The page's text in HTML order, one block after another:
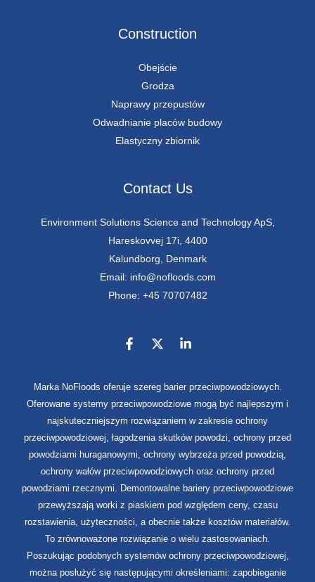
Construction
Obejście
Grodza
Naprawy przepustów
Odwadnianie placów budowy
Elastyczny zbiornik
Contact Us
Environment Solutions Science and Technology ApS,
Hareskovvej 17i, 4400
Kalundborg, Denmark
Email: info@nofloods.com
Phone: +45 70707482
Marka NoFloods oferuje szereg barier przeciwpowodziowych.
Oferowane systemy przeciwpowodziowe mogą być najlepszym i
najskuteczniejszym rozwiązaniem w zakresie ochrony
przeciwpowodziowej, łagodzenia skutków powodzi, ochrony przed
powodziami huraganowymi, ochrony wybrzeża przed powodzią,
ochrony wałów przeciwpowodziowych oraz ochrony przed
powodziami rzecznymi. Demontowalne bariery przeciwpowodziowe
przewyższają worki z piaskiem pod względem ceny, czasu
rozstawienia, użyteczności, a obecnie także kosztów materiałów.
To zrównoważone rozwiązanie o wielu zastosowaniach.
Poszukując podobnych systemów ochrony przeciwpowodziowej,
można posłużyć się następującymi określeniami: zapobieganie